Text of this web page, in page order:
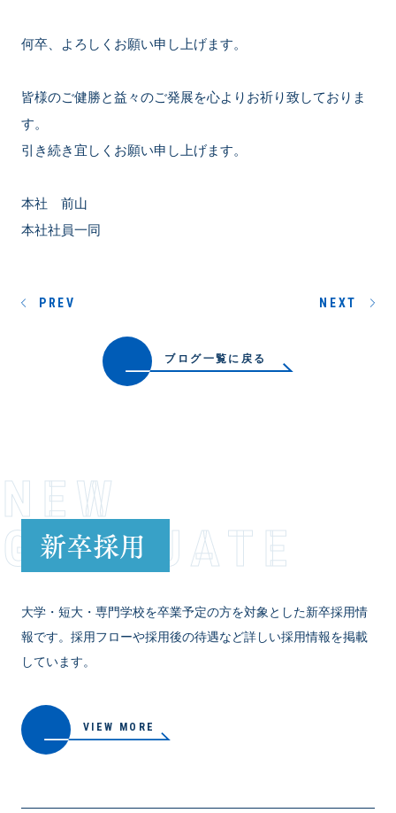
何卒、よろしくお願い申し上げます。
皆様のご健勝と益々のご発展を心よりお祈り致しておりま
す。
引き続き宜しくお願い申し上げます。
本社 前山
本社社員一同
ブログ一覧に戻る
PREV NEXT
NEW
GRADUATE
新卒採用
大学・短大・専門学校を卒業予定の方を対象とした新卒採用情
報です。採用フローや採用後の待遇など詳しい採用情報を掲載
しています。
VIEW MORE